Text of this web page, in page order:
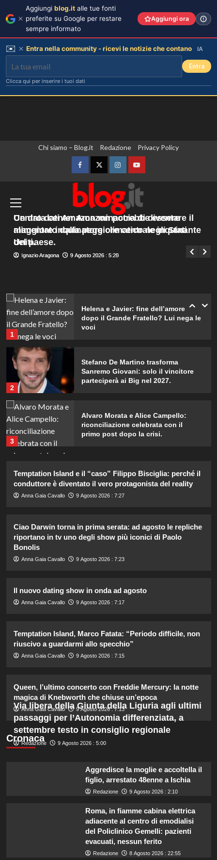
Chi siamo – Blog.it Redazione Privacy Policy
FacebookTwitterInstagramYouTube
Menu
principale
frontiere per i viaggiatori in arrivo
dall’Italia. Il commissario Ue Brunner
sente i due Paesi
Giuseppe Recca 9 Agosto 2026 : 7:45
Un data center Amazon potrebbe essere
alimentato dalla peggiore centrale inquinante
del paese.
Ignazio Aragona 9 Agosto 2026 : 5:25
Centro dati Amazon minaccia di diventare il
maggiore inquinatore climatico negli Stati
Uniti.
Ignazio Aragona 9 Agosto 2026 : 5:20
Alvaro Morata e Alice Campello:
riconciliazione celebrata con il
primo post dopo la crisi.
Rosanna Siino di Uomini e Donne:
sfogo contro gli haters dopo la foto
con Giovanni.
Irina Shayk svela la sua estate tra
1
Helena e Javier: fine dell’amore
dopo il Grande Fratello? Lui nega le
voci
2
Stefano De Martino trasforma
Sanremo Giovani: solo il vincitore
parteciperà ai Big nel 2027.
3
Alvaro Morata e Alice Campello:
riconciliazione celebrata con il
primo post dopo la crisi.
4
Rosanna Siino di Uomini e Donne:
sfogo contro gli haters dopo la foto
con Giovanni.
natura e animali: bikini mozzafiato e
scatti incredibili.
1
voci
2
Sanremo Giovani: solo il vincitore
parteciperà ai Big nel 2027.
3
riconciliazione celebrata con il
primo post dopo la crisi.
Rosanna Siino di Uomini e Donne:
sfogo contro gli haters dopo la foto
Irina Shayk svela la sua estate tra
scatti incredibili.
Temptation Island e il “caso” Filippo Bisciglia: perché il
conduttore è diventato il vero protagonista del reality
Anna Gaia Cavallo 9 Agosto 2026 : 7:27
Ciao Darwin torna in prima serata: ad agosto le repliche
riportano in tv uno degli show più iconici di Paolo
Bonolis
Anna Gaia Cavallo 9 Agosto 2026 : 7:23
Il nuovo dating show in onda ad agosto
Anna Gaia Cavallo 9 Agosto 2026 : 7:17
Temptation Island, Marco Fatata: “Periodo difficile, non
riuscivo a guardarmi allo specchio”
Anna Gaia Cavallo 9 Agosto 2026 : 7:15
Queen, l’ultimo concerto con Freddie Mercury: la notte
magica di Knebworth che chiuse un’epoca
Anna Gaia Cavallo 9 Agosto 2026 : 7:13
Cronaca
Via libera della Giunta della Liguria agli ultimi
passaggi per l’Autonomia differenziata, a
settembre testo in consiglio regionale
Redazione 9 Agosto 2026 : 5:00
Aggredisce la moglie e accoltella il
figlio, arrestato 48enne a Ischia
Redazione 9 Agosto 2026 : 2:10
Roma, in fiamme cabina elettrica
adiacente al centro di emodialisi
del Policlinico Gemelli: pazienti
evacuati, nessun ferito
Redazione 8 Agosto 2026 : 22:55
Aggiungi blog.it alle tue fonti
preferite su Google per restare
sempre informato
Aggiungi ora
✉️ Entra nella community - ricevi le notizie che contano IA
Entra
Clicca qui per inserire i tuoi dati